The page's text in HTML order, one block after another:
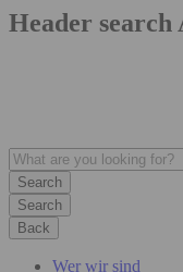
Header search
Search
Back
Wer wir sind